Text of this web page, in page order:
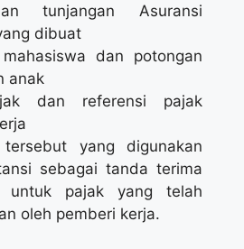
tunjangan Asuransi
dibuat
dan potongan
anak
dan referensi pajak
tersebut yang digunakan
sebagai tanda terima
untuk pajak yang telah
oleh pemberi kerja.